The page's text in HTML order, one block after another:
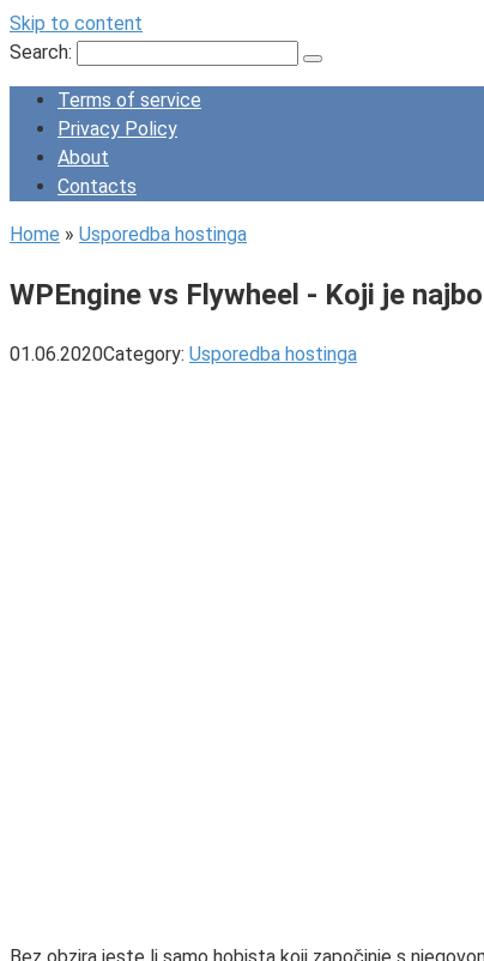
Skip to content
Search:
Terms of service
Privacy Policy
About
Contacts
Home » Usporedba hostinga
WPEngine vs Flywheel - Koji je
01.06.2020Category: Usporedba hostinga